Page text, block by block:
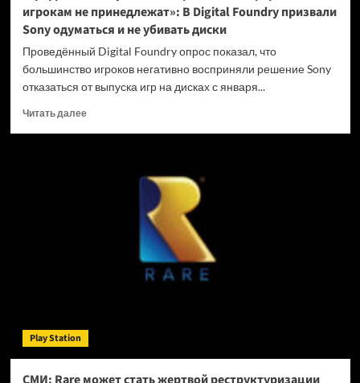
игрокам не принедлежат»: В Digital Foundry призвали
Sony одуматься и не убивать диски
Проведённый Digital Foundry опрос показал, что
большинство игроков негативно восприняли решение Sony
отказаться от выпуска игр на дисках с января...
Читать далееПрочитать
платформах
принедлежат»:
Play Station